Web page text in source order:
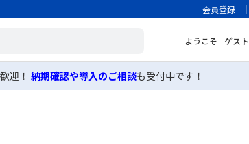
会員登録
ようこそ ゲスト
迎！ 納期確認や導入のご相談も受付中です！